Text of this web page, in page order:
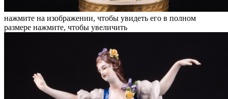
нажмите на изображении, чтобы увидеть его в полном
размере нажмите, чтобы увеличить